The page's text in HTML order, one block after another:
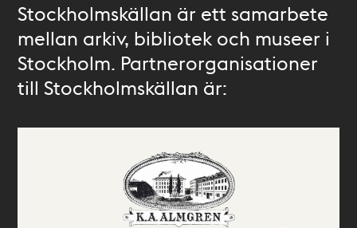
Stockholmskällan är ett samarbete
mellan arkiv, bibliotek och museer i
Stockholm. Partnerorganisationer
till Stockholmskällan är: